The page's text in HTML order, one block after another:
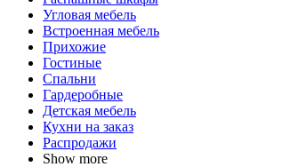
Угловая мебель
Встроенная мебель
Прихожие
Гостиные
Спальни
Гардеробные
Детская мебель
Кухни на заказ
Распродажи
Show more